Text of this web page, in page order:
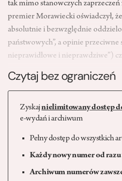
tak mimo stanowczych
premier Morawiecki oświadczył,
absolutnie i bezwzględnie
państwowych”, a opinie przeciwne
nieprawidłowe i nieprawdziwe”)
Czytaj bez ograniczeń
Zyskajnielimitowany dostęp
e-wydań i archiwum
Pełny dostęp do wszystkich
Każdy nowy numer od
Archiwum numerów